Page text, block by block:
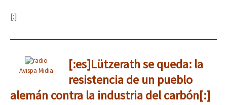
[:]
Avispa Midia
[:es]Lützerath se queda: la
resistencia de un pueblo
alemán contra la industria del carbón[:]